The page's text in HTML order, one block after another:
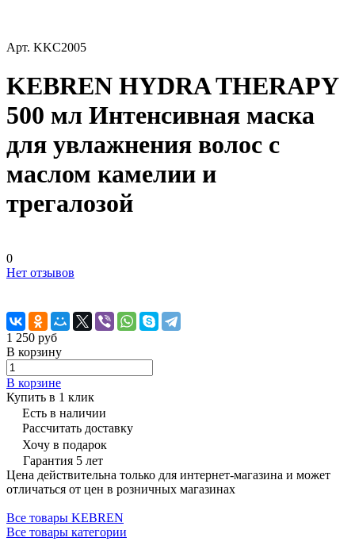
Арт. KKC2005
KEBREN HYDRA THERAPY
500 мл Интенсивная маска
для увлажнения волос с
маслом камелии и
трегалозой
0
Нет отзывов
1 250 руб
В корзину
В корзине
Купить в 1 клик
Есть в наличии
Рассчитать доставку
Хочу в подарок
Гарантия 5 лет
Цена действительна только для интернет-магазина и может
отличаться от цен в розничных магазинах
Все товары KEBREN
Все товары категории